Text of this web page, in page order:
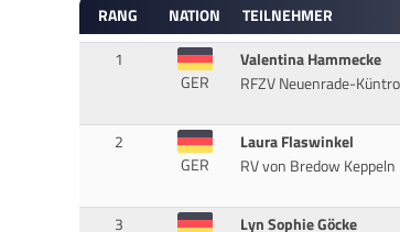
RANG NATION TEILNEHMER
1
GER
Valentina Hammecke
RFZV Neuenrade-
2
GER
Laura Flaswinkel
RV von Bredow Keppeln
3
Lyn Sophie Göcke